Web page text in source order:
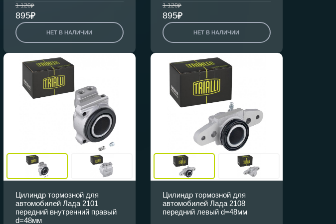
1 120
895
НЕТ В НАЛИЧИИ
1 120
895
НЕТ В НАЛИЧИИ
Цилиндр тормозной для
автомобилей Лада 2101
передний внутренний правый
d=48мм
Цилиндр тормозной для
автомобилей Лада 2108
передний левый d=48мм